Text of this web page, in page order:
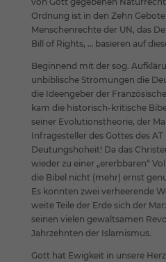
Ordnung ist in den Zehn
Menschenrechte der UN, das
Bill of Rights, … basieren auf
Beginnend mit der sog.
unbiblische Strömungen die
die Ideengeber der
kam die historisch-kritische
seiner Evolutionstheorie, der
Infragesteller des Gottes des
Deutungshoheit! Da das
wieder zu einer „ererbbaren“
die Bibel nicht (mehr) ernst
Es konnten zwei verheerende
weite Teile der Erde sich der
seinen vielen gewaltsamen
Jahrzehnten der Islamismus.
Gott hat Ewigkeit in unsere